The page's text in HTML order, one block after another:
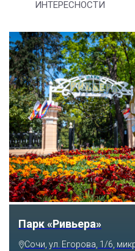
ИНТЕРЕСНОСТИ
Аквапарк
Сочи, ул.